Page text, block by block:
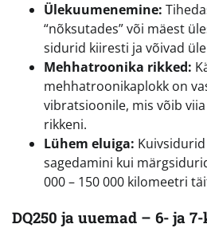
Ülekuumenemine:
“nõksutades” või mäest
sidurid kiiresti ja võivad
Mehhatroonika rikked:
mehhatroonikaplokk on
vibratsioonile, mis võib
rikkeni.
Lühem eluiga:
sagedamini kui
000 – 150 000 kilomeetri
DQ250 ja uuemad – 6- ja